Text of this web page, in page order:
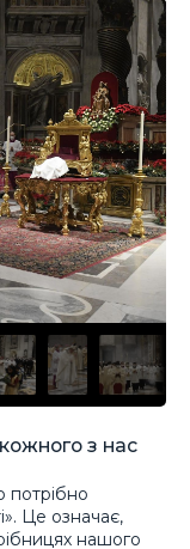
з нас
потрібно
Це означає,
нашого